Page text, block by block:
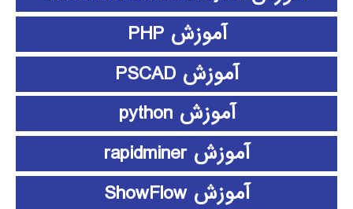
آموزش PHP
آموزش PSCAD
آموزش python
آموزش rapidminer
آموزش ShowFlow